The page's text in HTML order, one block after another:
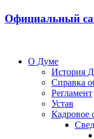
Официальный
О Думе
История
Справка
Регламент
Устав
Кадровое